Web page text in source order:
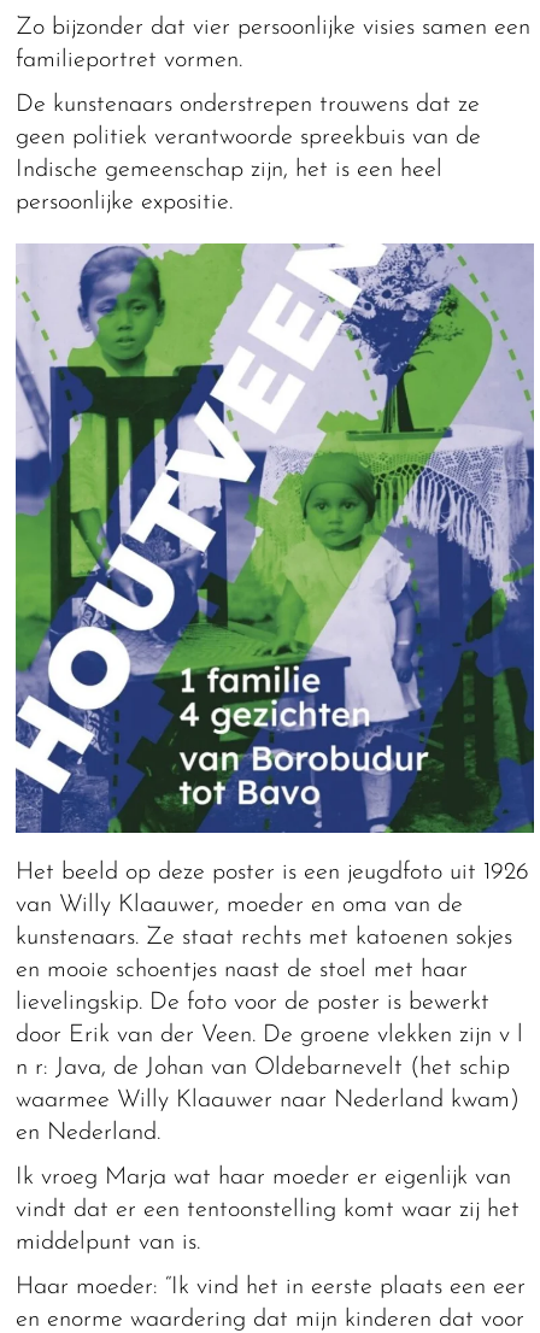
Zo bijzonder dat vier persoonlijke visies samen een
familieportret vormen.
De kunstenaars onderstrepen trouwens dat ze
geen politiek verantwoorde spreekbuis van de
Indische gemeenschap zijn, het is een heel
persoonlijke expositie.
Het beeld op deze poster is een jeugdfoto uit 1926
van Willy Klaauwer, moeder en oma van de
kunstenaars. Ze staat rechts met katoenen sokjes
en mooie schoentjes naast de stoel met haar
lievelingskip. De foto voor de poster is bewerkt
door Erik van der Veen. De groene vlekken zijn v l
n r: Java, de Johan van Oldebarnevelt (het schip
waarmee Willy Klaauwer naar Nederland kwam)
en Nederland.
Ik vroeg Marja wat haar moeder er eigenlijk van
vindt dat er een tentoonstelling komt waar zij het
middelpunt van is.
Haar moeder: “Ik vind het in eerste plaats een eer
en enorme waardering dat mijn kinderen dat voor